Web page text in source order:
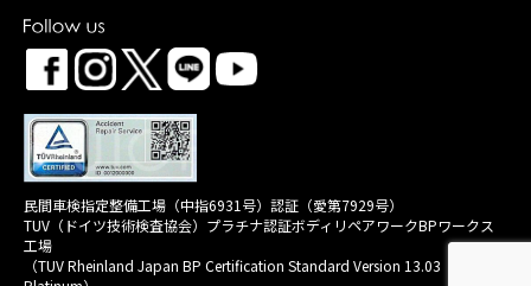
民間車検指定整備工場（中指6931号）認証（愛第7929号）
TUV（ドイツ技術検査協会）プラチナ認証ボディリペアワークBPワークス
工場
（TUV Rheinland Japan BP Certification Standard Version 13.03